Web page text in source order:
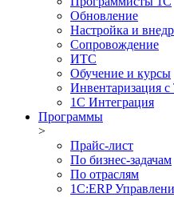
Обновление
Настройка и
Сопровождение
ИТС
Обучение и курсы
Инвентаризация
1С Интеграция
Программы
>
Прайс-лист
По бизнес-задачам
По отраслям
1C:ERP